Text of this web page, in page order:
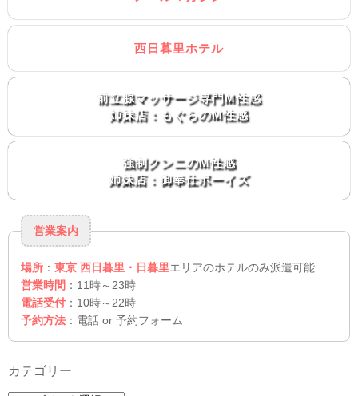
西日暮里ホテル
前立腺マッサージ専門M性感
姉妹店：もぐらのM性感
強制クンニのM性感
姉妹店：御奉仕ボーイズ
営業案内
場所 ： 東京 西日暮里・日暮里エリアのホテルのみ派遣可能
営業時間 ：11時～23時
電話受付 ：10時～22時
予約方法 ：電話 or 予約フォーム
カテゴリー